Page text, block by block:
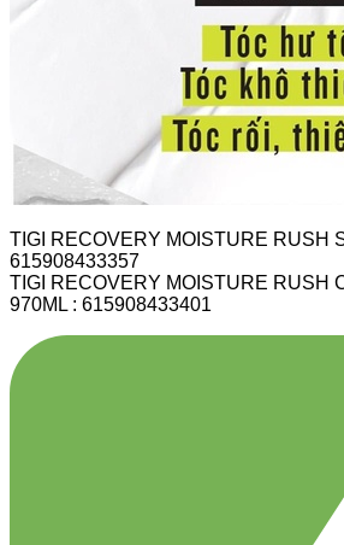
TIGI RECOVERY MOISTURE RUSH
615908433357
TIGI RECOVERY MOISTURE RUSH
970ML : 615908433401